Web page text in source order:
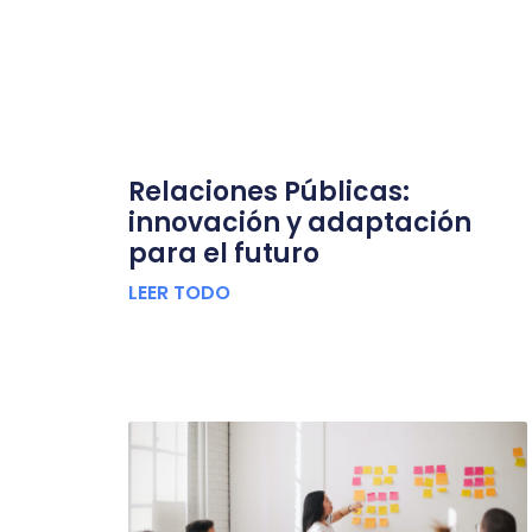
Relaciones Públicas:
innovación y adaptación
para el futuro
LEER TODO